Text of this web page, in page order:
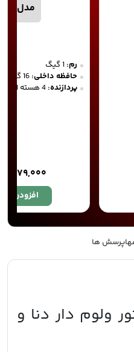
مدل DM 01
رم: 1 گیگ
حافظه داخلی: 16 گیگ
پردازنده: 4 هسته ای
۱۲,۷۷۹,۰۰۰
افزودن
پرسش ها
ولوم دار دنا و